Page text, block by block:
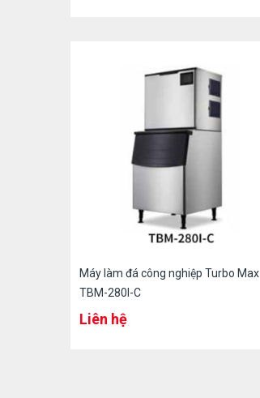
Máy làm đá công nghiệp Turbo Max
TBM-280I-C
Liên hệ